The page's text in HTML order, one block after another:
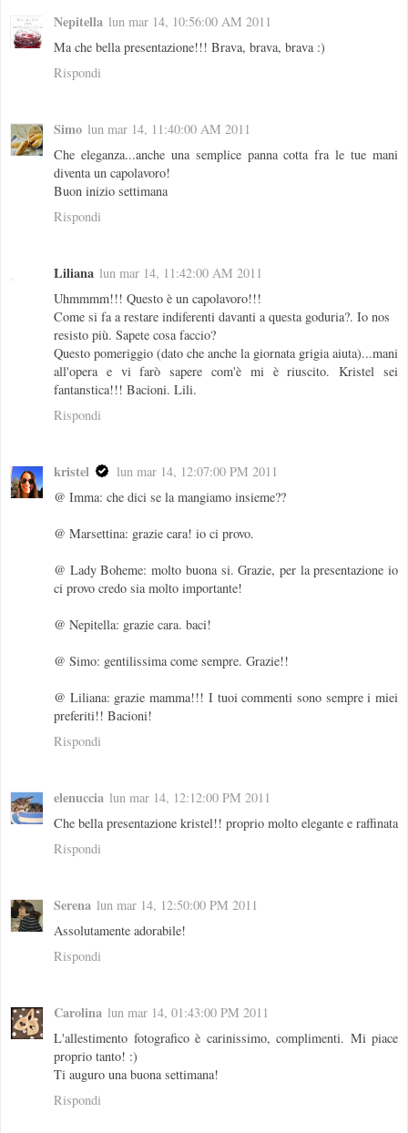
Nepitella lun mar 14, 10:56:00 AM 2011
Ma che bella presentazione!!! Brava, brava, brava :)
Rispondi
Simo lun mar 14, 11:40:00 AM 2011
Che eleganza...anche una semplice panna cotta fra le tue mani
diventa un capolavoro!
Buon inizio settimana
Rispondi
Liliana lun mar 14, 11:42:00 AM 2011
Uhmmmm!!! Questo è un capolavoro!!!
Come si fa a restare indiferenti davanti a questa goduria?. Io nos
resisto più. Sapete cosa faccio?
Questo pomeriggio (dato che anche la giornata grigia aiuta)...mani
all'opera e vi farò sapere com'è mi è riuscito. Kristel sei
fantanstica!!! Bacioni. Lili.
Rispondi
kristel
lun mar 14, 12:07:00 PM 2011
@ Imma: che dici se la mangiamo insieme??
@ Marsettina: grazie cara! io ci provo.
@ Lady Boheme: molto buona si. Grazie, per la presentazione io
ci provo credo sia molto importante!
@ Nepitella: grazie cara. baci!
@ Simo: gentilissima come sempre. Grazie!!
@ Liliana: grazie mamma!!! I tuoi commenti sono sempre i miei
preferiti!! Bacioni!
Rispondi
elenuccia lun mar 14, 12:12:00 PM 2011
Che bella presentazione kristel!! proprio molto elegante e raffinata
Rispondi
Serena lun mar 14, 12:50:00 PM 2011
Assolutamente adorabile!
Rispondi
Carolina lun mar 14, 01:43:00 PM 2011
L'allestimento fotografico è carinissimo, complimenti. Mi piace
proprio tanto! :)
Ti auguro una buona settimana!
Rispondi